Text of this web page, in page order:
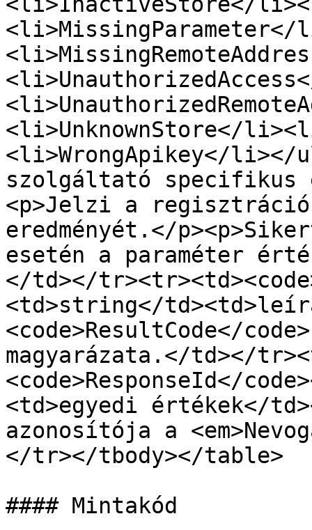
<li>UnknownStore</
<li>WrongApikey</
szolgáltató specifikus
<p>Jelzi a
eredményét.</
esetén a paraméter
</td></
<td>string</
<code>ResultCode</
magyarázata.</td></
<code>ResponseId</
<td>egyedi értékek</
azonosítója a
</tr></tbody></table>
#### Mintakód